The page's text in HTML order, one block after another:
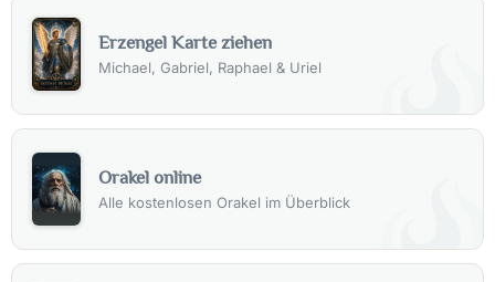
Erzengel Karte ziehen
Michael, Gabriel, Raphael & Uriel
Orakel online
Alle kostenlosen Orakel im Überblick